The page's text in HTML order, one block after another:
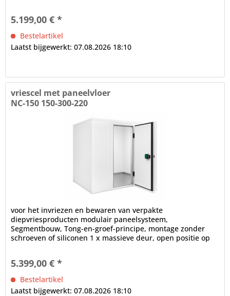
5.199,00 € *
Bestelartikel
Laatst bijgewerkt: 07.08.2026 18:10
vriescel met paneelvloer
NC-150 150-300-220
voor het invriezen en bewaren van verpakte
diepvriesproducten modulair paneelsysteem,
Segmentbouw, Tong-en-groef-principe, montage zonder
schroeven of siliconen 1 x massieve deur, open positie op
5.399,00 € *
Bestelartikel
Laatst bijgewerkt: 07.08.2026 18:10